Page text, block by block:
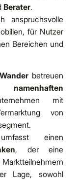
Berater.
anspruchsvolle
für Nutzer
Bereichen und
betreuen
mit
von
einen
, der eine
Lage, sowohl